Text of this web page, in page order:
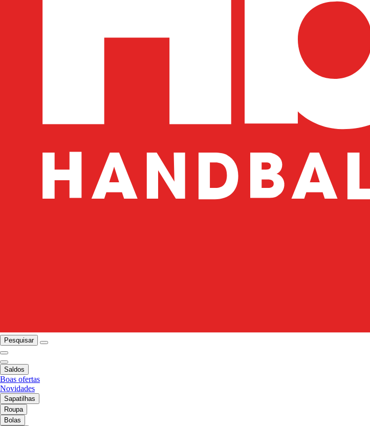
Pesquisar
Saldos
Boas ofertas
Novidades
Sapatilhas
Roupa
Bolas